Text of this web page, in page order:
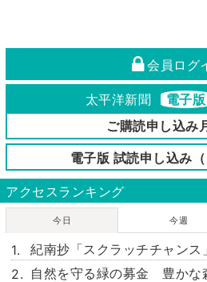
会員ログ
太平洋新聞 電子版
ご購読申し込み
電子版 試読申し込み（
アクセスランキング
今日 今週
紀南抄「スクラッチチャンス
自然を守る緑の募金 豊かな